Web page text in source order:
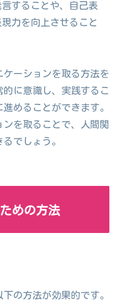
することや、自己表
力を向上させること
ーションを取る方法を
に意識し、実践するこ
めることができます。
を取ることで、人間関
でしょう。
めの方法
の方法が効果的です。